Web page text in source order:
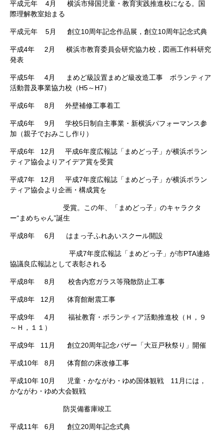
平成元年 4月 横浜市帰国児童・教育実践推進校になる。国
際理解教室始まる
平成元年 5月 創立10周年記念作品展，創立10周年記念式典
平成4年 2月 横浜市教育委員会研究協力校，図画工作科研究
発表
平成5年 4月 まめど級設置まめど級改造工事 ボランティア
活動普及事業協力校（H5～H7）
平成6年 8月 外壁補修工事着工
平成6年 9月 学校5日制自主事業・新横浜パフォーマンス参
加（親子でおみこし作り）
平成6年 12月 平成6年度広報誌「まめどっ子」が横浜ボラン
ティア協会よりアイデア賞を受賞
平成7年 12月 平成7年度広報誌「まめどっ子」が横浜ボラン
ティア協会より企画・構成賞を
受賞。この年、「まめどっ子」のキャラクタ
ー“まめちゃん”誕生
平成8年 6月 はまっ子ふれあいスクール開設
平成7年度広報誌「まめどっ子」が市PTA連絡
協議良広報誌として表彰される
平成8年 8月 校舎内窓ガラス等飛散防止工事
平成8年 12月 体育館耐震工事
平成9年 4月 福祉教育・ボランティア活動推進校（Ｈ，９
～Ｈ，１１）
平成9年 11月 創立20周年記念バザー「大豆戸秋祭り」開催
平成10年 8月 体育館の床改修工事
平成10年 10月 児童・かながわ・ゆめ国体観戦 11月には，
かながわ・ゆめ大会観戦
防災備蓄庫竣工
平成11年 6月 創立20周年記念式典